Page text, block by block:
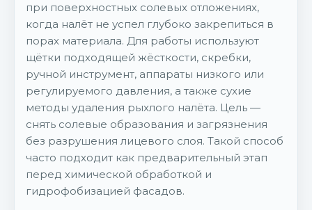
при поверхностных солевых отложениях,
когда налёт не успел глубоко закрепиться в
порах материала. Для работы используют
щётки подходящей жёсткости, скребки,
ручной инструмент, аппараты низкого или
регулируемого давления, а также сухие
методы удаления рыхлого налёта. Цель —
снять солевые образования и загрязнения
без разрушения лицевого слоя. Такой способ
часто подходит как предварительный этап
перед химической обработкой и
гидрофобизацией фасадов.